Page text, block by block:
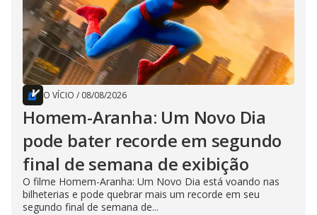
O VÍCIO / 08/08/2026
Homem-Aranha: Um Novo Dia
pode bater recorde em segundo
final de semana de exibição
O filme Homem-Aranha: Um Novo Dia está voando nas
bilheterias e pode quebrar mais um recorde em seu
segundo final de semana de...